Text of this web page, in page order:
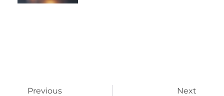
Previous Next